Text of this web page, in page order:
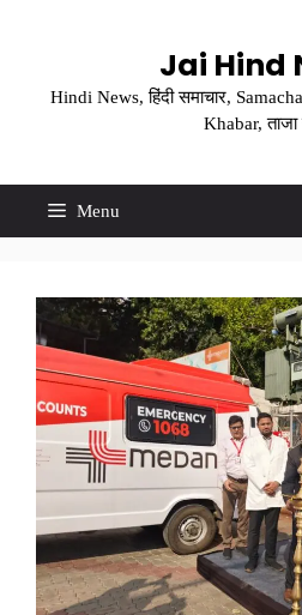
Jai Hind
Hindi News, हिंदी समाचार,
Khabar,
Menu